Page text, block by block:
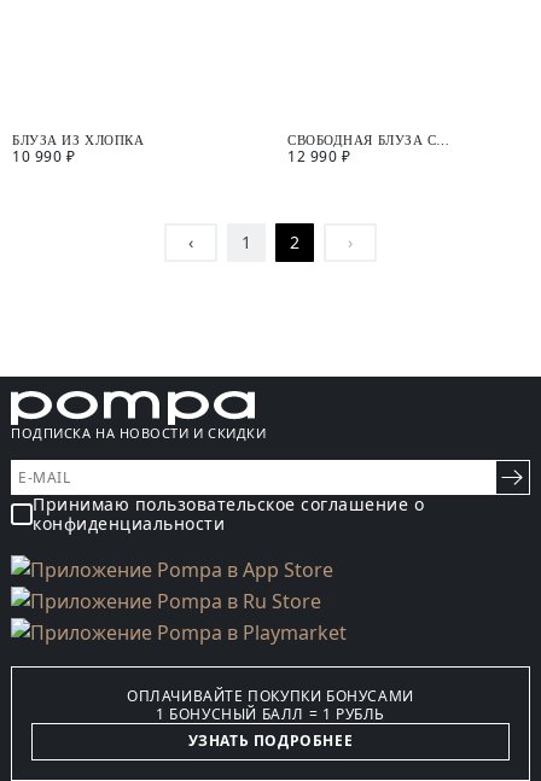
БЛУЗА ИЗ ХЛОПКА
10 990 ₽
СВОБОДНАЯ БЛУЗА С
ЦВЕТОЧНЫМ ПРИНТОМ
12 990 ₽
‹ 1 2 ›
ПОДПИСКА НА НОВОСТИ И СКИДКИ
Принимаю пользовательское соглашение о
конфиденциальности
ОПЛАЧИВАЙТЕ ПОКУПКИ БОНУСАМИ
1 БОНУСНЫЙ БАЛЛ = 1 РУБЛЬ
УЗНАТЬ ПОДРОБНЕЕ